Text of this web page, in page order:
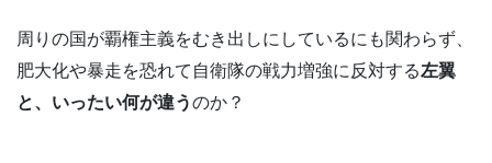
周りの国が覇権主義をむき出しにしているにも関わらず、
肥大化や暴走を恐れて自衛隊の戦力増強に反対する左翼
と、いったい何が違うのか？